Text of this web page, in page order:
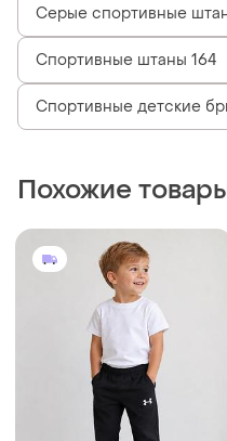
Серые спортивные
Спортивные штаны 164
Спортивные детские
Похожие